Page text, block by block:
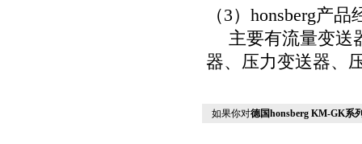
（3） honsberg产品
主要有流量变送
器、压力变送器、
如果你对德国honsberg KM-GK系